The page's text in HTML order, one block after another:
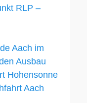
RLP –
Aach im
Ausbau
Hohensonne
Aach